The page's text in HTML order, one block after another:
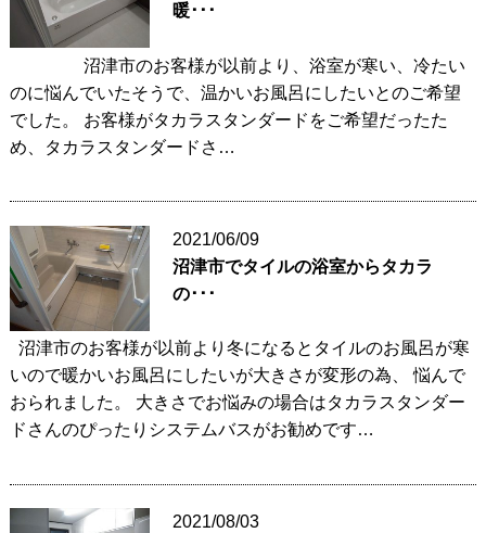
暖･･･
沼津市のお客様が以前より、浴室が寒い、冷たい
のに悩んでいたそうで、温かいお風呂にしたいとのご希望
でした。 お客様がタカラスタンダードをご希望だったた
め、タカラスタンダードさ…
2021/06/09
沼津市でタイルの浴室からタカラ
の･･･
沼津市のお客様が以前より冬になるとタイルのお風呂が寒
いので暖かいお風呂にしたいが大きさが変形の為、 悩んで
おられました。 大きさでお悩みの場合はタカラスタンダー
ドさんのぴったりシステムバスがお勧めです…
2021/08/03